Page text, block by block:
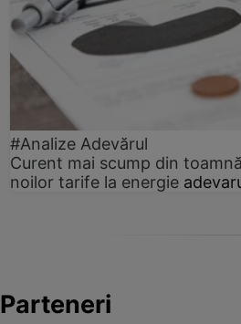
#Analize Adevărul
Curent mai scump din
noilor tarife la energie
Parteneri